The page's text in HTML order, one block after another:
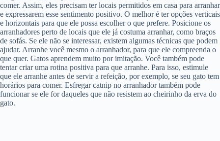
comer. Assim, eles precisam ter locais permitidos em casa para arranhar
e expressarem esse sentimento positivo. O melhor é ter opções verticais
e horizontais para que ele possa escolher o que prefere. Posicione os
arranhadores perto de locais que ele já costuma arranhar, como braços
de sofás. Se ele não se interessar, existem algumas técnicas que podem
ajudar. Arranhe você mesmo o arranhador, para que ele compreenda o
que quer. Gatos aprendem muito por imitação. Você também pode
tentar criar uma rotina positiva para que arranhe. Para isso, estimule
que ele arranhe antes de servir a refeição, por exemplo, se seu gato tem
horários para comer. Esfregar catnip no arranhador também pode
funcionar se ele for daqueles que não resistem ao cheirinho da erva do
gato.